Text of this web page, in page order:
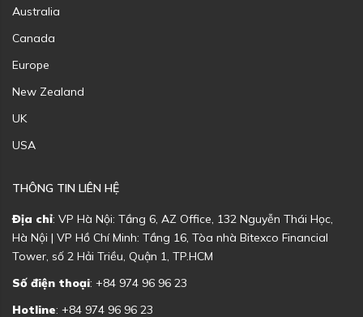
Australia
Canada
Europe
New Zealand
UK
USA
THÔNG TIN LIÊN HỆ
Địa chỉ: VP Hà Nội: Tầng 6, AZ Office, 132 Nguyễn Thái Học,
Hà Nội | VP Hồ Chí Minh: Tầng 16, Tòa nhà Bitexco Financial
Tower, số 2 Hải Triều, Quận 1, TP.HCM
Số điện thoại: +84 974 96 96 23
Hotline: +84 974 96 96 23